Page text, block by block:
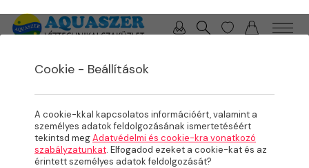
Cookie - Beállítások
A cookie-kkal kapcsolatos információért, valamint a
személyes adatok feldolgozásának ismertetéséért
tekintsd megAdatvédelmi és cookie-kra vonatkozó
szabályzatunkat. Elfogadod ezeket a cookie-kat és az
érintett személyes adatok feldolgozását?